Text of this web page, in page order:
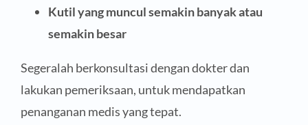
Kutil yang muncul semakin banyak atau
semakin besar
Segeralah berkonsultasi dengan dokter dan
lakukan pemeriksaan, untuk mendapatkan
penanganan medis yang tepat.